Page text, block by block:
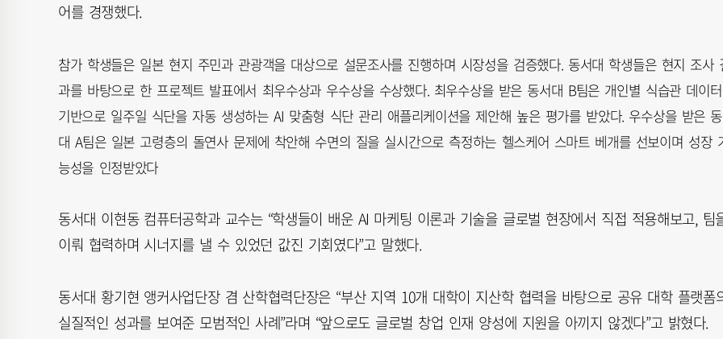
어를 경쟁했다.
참가 학생들은 일본 현지 주민과 관광객을 대상으로 설문조사를 진행하며 시장성을 검증했다. 동서대 학생들은 현지 조사
과를 바탕으로 한 프로젝트 발표에서 최우수상과 우수상을 수상했다. 최우수상을 받은 동서대 B팀은 개인별 식습관 데이
기반으로 일주일 식단을 자동 생성하는 AI 맞춤형 식단 관리 애플리케이션을 제안해 높은 평가를 받았다. 우수상을 받은
대 A팀은 일본 고령층의 돌연사 문제에 착안해 수면의 질을 실시간으로 측정하는 헬스케어 스마트 베개를 선보이며 성장
능성을 인정받았다
동서대 이현동 컴퓨터공학과 교수는 “학생들이 배운 AI 마케팅 이론과 기술을 글로벌 현장에서 직접 적용해보고, 팀
이뤄 협력하며 시너지를 낼 수 있었던 값진 기회였다”고 말했다.
동서대 황기현 앵커사업단장 겸 산학협력단장은 “부산 지역 10개 대학이 지산학 협력을 바탕으로 공유 대학 플랫폼
실질적인 성과를 보여준 모범적인 사례”라며 “앞으로도 글로벌 창업 인재 양성에 지원을 아끼지 않겠다”고 밝혔다.